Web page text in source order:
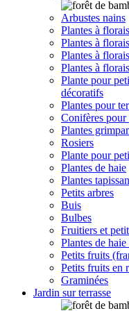
Arbustes nains
Plantes à
Plantes à
Plantes à
Plantes à
Plante pour
décoratifs
Plantes pour
Conifères
Plantes
Rosiers
Plante pour
Plantes de haie
Plantes
Petits arbres
Buis
Bulbes
Fruitiers et
Plantes de
Petits fruits
Petits fruits en
Graminées
Jardin sur terrasse